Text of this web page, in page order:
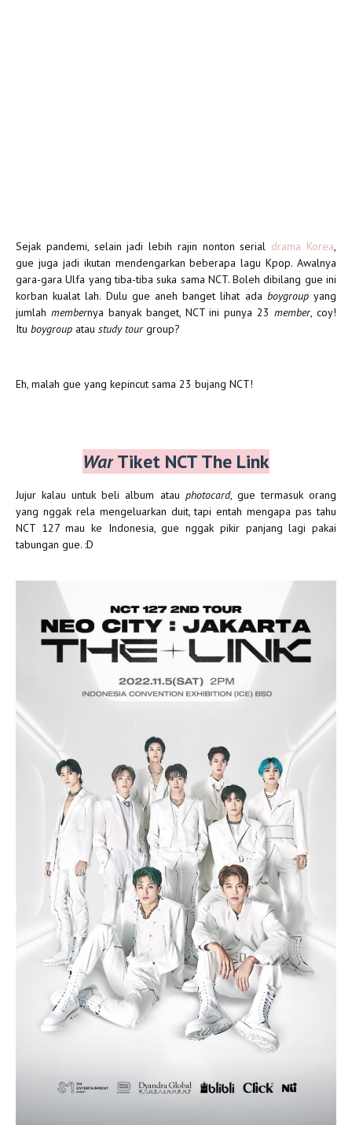
Sejak pandemi, selain jadi lebih rajin nonton serial drama Korea
gue juga jadi ikutan mendengarkan beberapa lagu Kpop. Awalnya
gara-gara Ulfa yang tiba-tiba suka sama NCT. Boleh dibilang gue ini
korban kualat lah. Dulu gue aneh banget lihat ada boygroupyang
jumlah membernya banyak banget, NCT ini punya 23member, coy!
Itu boygroup atau study tourgroup?
Eh, malah gue yang kepincut sama 23 bujang NCT!
WarTiket NCT The Link
Jujur kalau untuk beli album atau photocard, gue termasuk orang
yang nggak rela mengeluarkan duit, tapi entah mengapa pas tahu
NCT 127 mau ke Indonesia, gue nggak pikir panjang lagi pakai
tabungan gue. :D